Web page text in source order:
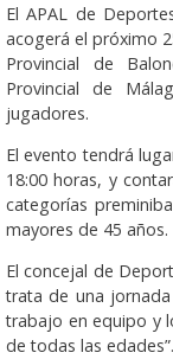
El APAL de
acogerá el próximo
Provincial de
Provincial de
jugadores.
El evento tendrá
18:00 horas, y
categorías
mayores de 45 años.
El concejal de
trata de una
trabajo en equipo y
de todas las edades”.